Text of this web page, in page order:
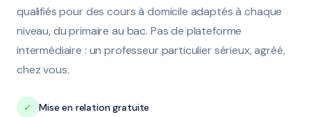
qualifiés pour des cours à domicile adaptés à chaque
niveau, du primaire au bac. Pas de plateforme
intermédiaire : un professeur particulier sérieux, agréé,
chez vous.
✓
Mise en relation gratuite